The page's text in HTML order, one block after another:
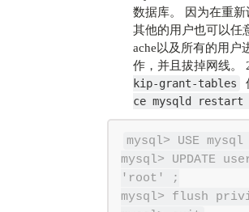
数据库。 因为在重
其他的用户也可以任
ache以及所有的用户
作，并且拔掉网线。
kip-grant-tables
ce mysqld restart
mysql> USE
mysql> UPDATE
'root' ;
mysql> flush